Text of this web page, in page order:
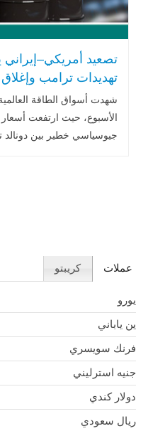
تصعيد أمريكي–إيراني
تهديدات ترامب
الأسواق العالمية
شهدت أسواق الطاقة
جيوسياسي خطير بين
عملات كريبتو
يورو
ين ياباني
فرنك سويسري
جنيه استرليني
دولار كندي
ريال سعودي